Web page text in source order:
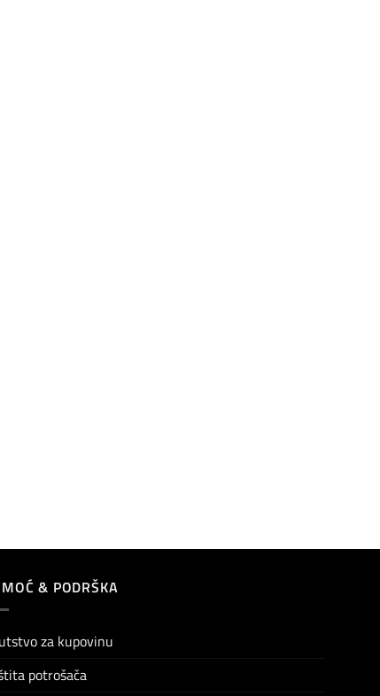
& PODRŠKA
za kupovinu
potrošača